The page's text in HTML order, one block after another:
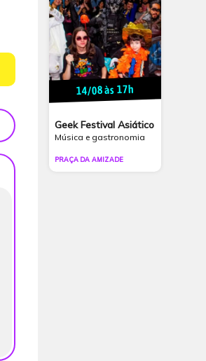
14/08 às 17h
Geek Festival Asiático
Música e gastronomia
PRAÇA DA AMIZADE